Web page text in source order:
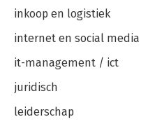
inkoop en logistiek
internet en social media
it-management / ict
juridisch
leiderschap